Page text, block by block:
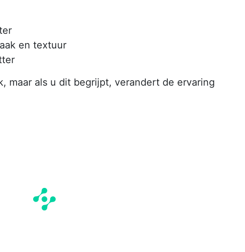
en textuur
maar als u dit begrijpt, verandert de ervaring